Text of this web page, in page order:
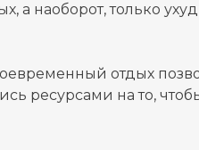
а наоборот, только
отдых
ресурсами на то,